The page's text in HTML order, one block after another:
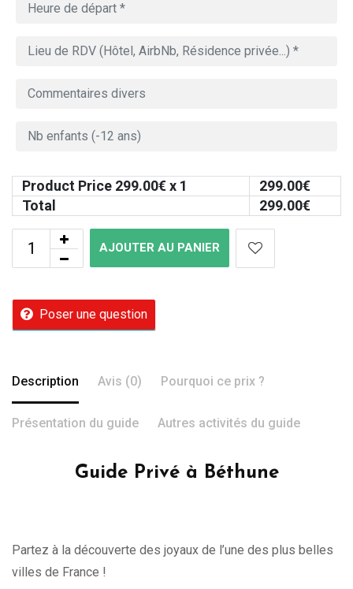
Product Price 299.00€ x 1 299.00€
Total
299.00€
AJOUTER AU PANIER
Poser une question
Description Avis (0) Pourquoi ce prix ?
Présentation du guide Autres activités du guide
Guide Privé à Béthune
Partez à la découverte des joyaux de l’une des plus belles
villes de France !